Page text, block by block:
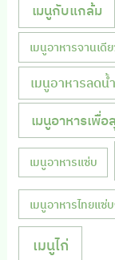
เมนูกับแกล้ม
เมนูอาหารจานเดี
เมนูอาหารลดน้
เมนูอาหารเพื่
เมนูอาหารแซ่บ
เมนูอาหารไทยแซ่
เมนูไก่